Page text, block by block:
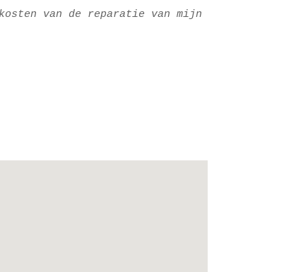
van de reparatie van mijn